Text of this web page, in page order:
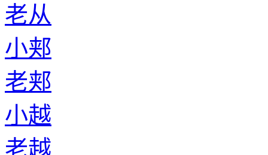
老从
小郏
老郏
小越
老越